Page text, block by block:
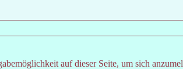
auf dieser Seite, um sich